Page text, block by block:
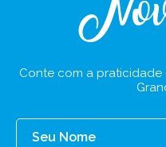
Conte com a praticidade